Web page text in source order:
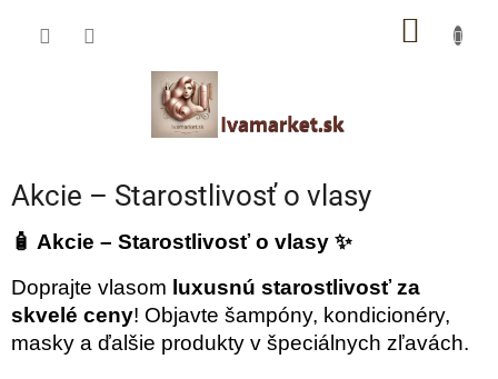
Akcie – Starostlivosť o vlasy
🧴 Akcie – Starostlivosť o vlasy ✨
Doprajte vlasom luxusnú starostlivosť za
skvelé ceny! Objavte šampóny, kondicionéry,
masky a ďalšie produkty v špeciálnych zľavách.
IVAMARKET poradca